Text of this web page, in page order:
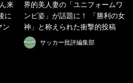
来
に
ン
界的美人妻の「ユニフォームワ
ンピ姿」が話題に！ 「勝利の女
神」と称えられた衝撃的投稿
サッカー批評編集部